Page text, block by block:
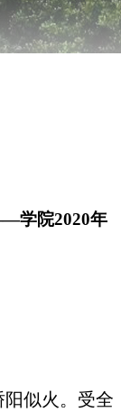
学院2020年
似火。受全